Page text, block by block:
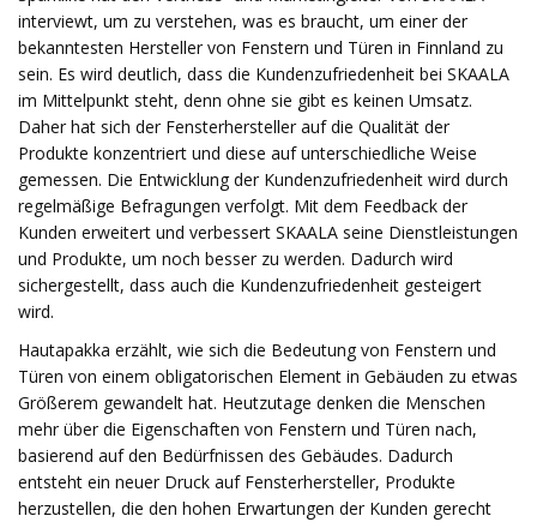
interviewt, um zu verstehen, was es braucht, um einer der
bekanntesten Hersteller von Fenstern und Türen in Finnland zu
sein. Es wird deutlich, dass die Kundenzufriedenheit bei SKAALA
im Mittelpunkt steht, denn ohne sie gibt es keinen Umsatz.
Daher hat sich der Fensterhersteller auf die Qualität der
Produkte konzentriert und diese auf unterschiedliche Weise
gemessen. Die Entwicklung der Kundenzufriedenheit wird durch
regelmäßige Befragungen verfolgt. Mit dem Feedback der
Kunden erweitert und verbessert SKAALA seine Dienstleistungen
und Produkte, um noch besser zu werden. Dadurch wird
sichergestellt, dass auch die Kundenzufriedenheit gesteigert
wird.
Hautapakka erzählt, wie sich die Bedeutung von Fenstern und
Türen von einem obligatorischen Element in Gebäuden zu etwas
Größerem gewandelt hat. Heutzutage denken die Menschen
mehr über die Eigenschaften von Fenstern und Türen nach,
basierend auf den Bedürfnissen des Gebäudes. Dadurch
entsteht ein neuer Druck auf Fensterhersteller, Produkte
herzustellen, die den hohen Erwartungen der Kunden gerecht